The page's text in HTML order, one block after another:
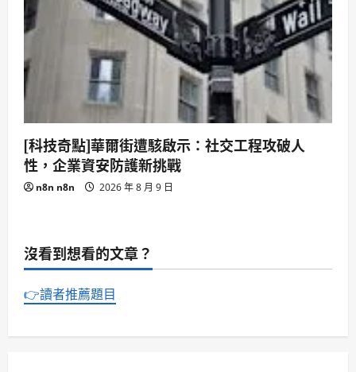
[科技奇點]華爾街遭駭啟示：社交工程攻破人
性，企業資安防護新挑戰
n8n n8n 2026 年 8 月 9 日
沒看到想看的文章？
👉讀者推薦題目